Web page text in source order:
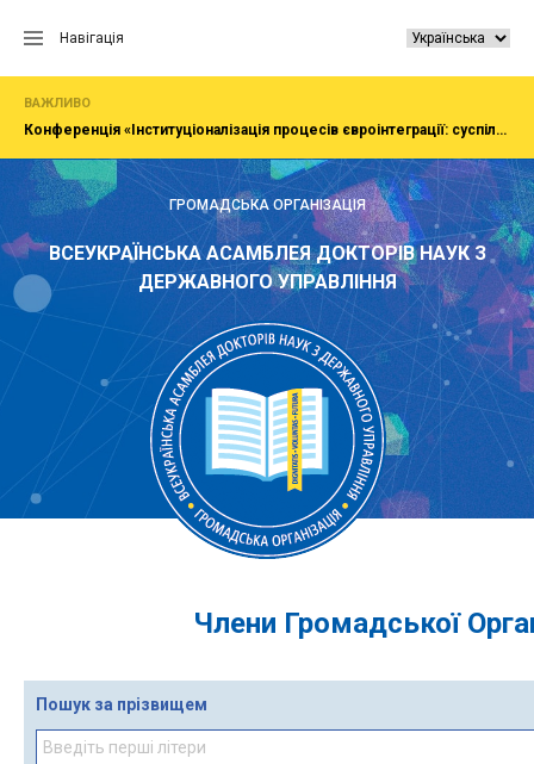
Навігація
ВАЖЛИВО
Конференція «Інституціоналізація процесів євроінтеграції: суспільство, економіка, адміністрування»
ГРОМАДСЬКА ОРГАНІЗАЦІЯ
ВСЕУКРАЇНСЬКА АСАМБЛЕЯ ДОКТОРІВ НАУК З
ДЕРЖАВНОГО УПРАВЛІННЯ
Члени Громадської
Пошук за прізвищем